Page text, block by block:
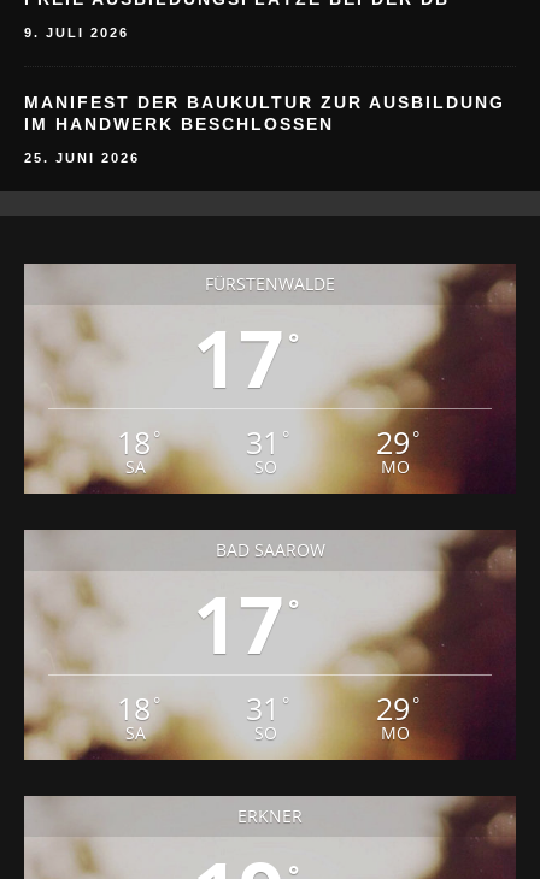
9. JULI 2026
MANIFEST DER BAUKULTUR ZUR AUSBILDUNG
IM HANDWERK BESCHLOSSEN
25. JUNI 2026
FÜRSTENWALDE
17 °
18 °
SA
31 °
SO
29 °
MO
BAD SAAROW
17 °
18 °
SA
31 °
SO
29 °
MO
ERKNER